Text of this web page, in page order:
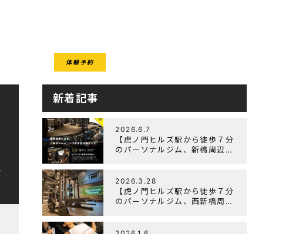
体験予約
新着記事
2026.6.7
【虎ノ門ヒルズ駅から徒歩７分
のパーソナルジム、新橋周辺、
ペーン』実施中！
2026.3.28
【虎ノ門ヒルズ駅から徒歩７分
のパーソナルジム、西新橋周
トレーニング記事の監修をしま